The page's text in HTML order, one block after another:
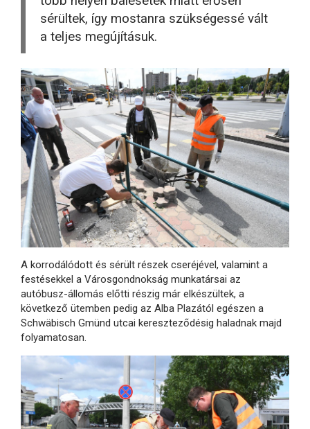
sérültek, így mostanra szükségessé vált
a teljes megújításuk.
A korrodálódott és sérült részek cseréjével, valamint a
festésekkel a Városgondnokság munkatársai az
autóbusz-állomás előtti részig már elkészültek, a
következő ütemben pedig az Alba Plazától egészen a
Schwäbisch Gmünd utcai kereszteződésig haladnak majd
folyamatosan.